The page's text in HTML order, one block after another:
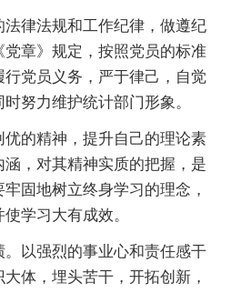
律法规和工作纪律，做遵纪
章》规定，按照党员的标准
党员义务，严于律己，自觉
努力维护统计部门形象。
的精神，提升自己的理论素
，对其精神实质的把握，是
固地树立终身学习的理念，
学习大有成效。
以强烈的事业心和责任感干
体，埋头苦干，开拓创新，